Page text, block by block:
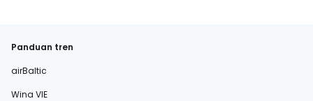
Panduan tren
airBaltic
Wina VIE